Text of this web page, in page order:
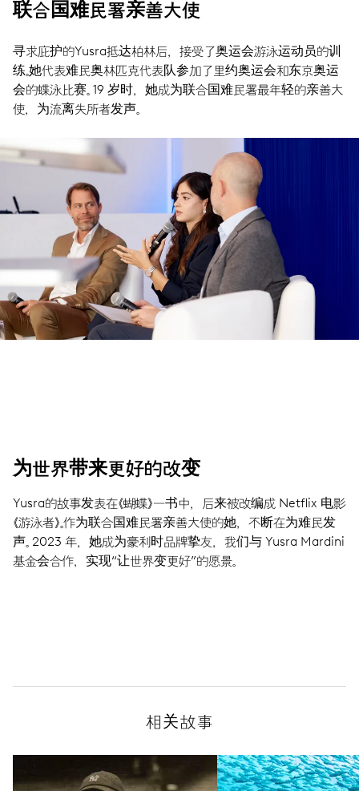
联合国难民署亲善大使
寻求庇护的Yusra抵达柏林后，接受了奥运会游泳运动员的训
练。她代表难民奥林匹克代表队参加了里约奥运会和东京奥运
会的蝶泳比赛。 19 岁时，她成为联合国难民署最年轻的亲善大
使，为流离失所者发声。
为世界带来更好的改变
Yusra的故事发表在《蝴蝶》一书中，后来被改编成 Netflix 电影
《游泳者》。作为联合国难民署亲善大使的她，不断在为难民发
声。 2023 年，她成为豪利时品牌挚友，我们与 Yusra Mardini
基金会合作，实现“让世界变更好”的愿景。
相关故事